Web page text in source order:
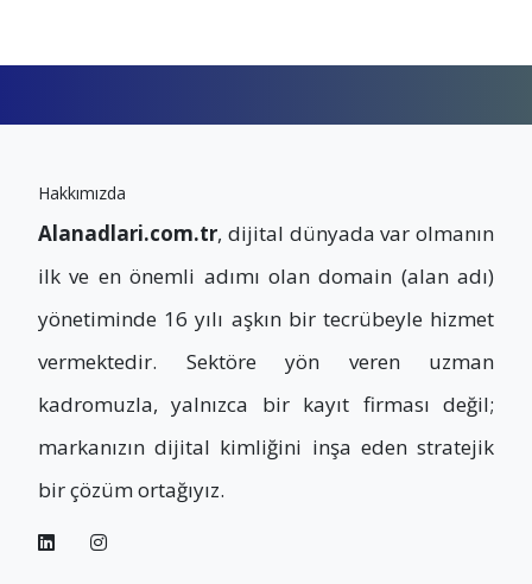
Hakkımızda
Alanadlari.com.tr, dijital dünyada var olmanın
ilk ve en önemli adımı olan domain (alan adı)
yönetiminde 16 yılı aşkın bir tecrübeyle hizmet
vermektedir. Sektöre yön veren uzman
kadromuzla, yalnızca bir kayıt firması değil;
markanızın dijital kimliğini inşa eden stratejik
bir çözüm ortağıyız.